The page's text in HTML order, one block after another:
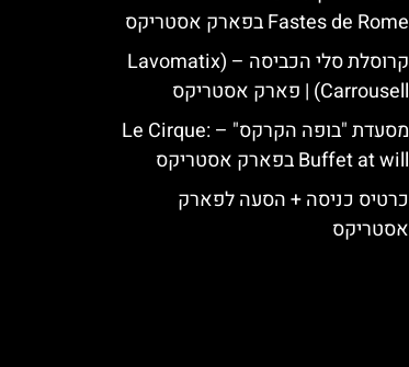
Fastes de Rome בפארק אסטריקס
קרוסלת סלי הכביסה – (Lavomatix
Carrousell) | פארק אסטריקס
מסעדת "בופה הקרקס" – Le Cirque:
Buffet at will בפארק אסטריקס
כרטיס כניסה + הסעה לפארק
אסטריקס